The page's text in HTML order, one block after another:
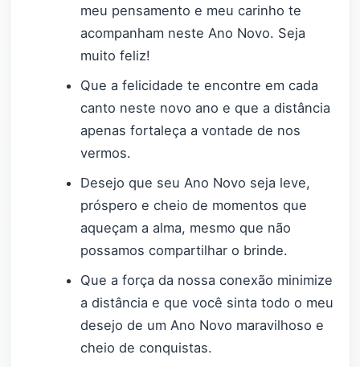
meu pensamento e meu carinho te
acompanham neste Ano Novo. Seja
muito feliz!
Que a felicidade te encontre em cada
canto neste novo ano e que a distância
apenas fortaleça a vontade de nos
vermos.
Desejo que seu Ano Novo seja leve,
próspero e cheio de momentos que
aqueçam a alma, mesmo que não
possamos compartilhar o brinde.
Que a força da nossa conexão minimize
a distância e que você sinta todo o meu
desejo de um Ano Novo maravilhoso e
cheio de conquistas.